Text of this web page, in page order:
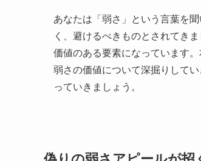
あなたは「弱さ」という言葉を
く、避けるべきものとされてき
価値のある要素になっています
弱さの価値について深掘りして
っていきましょう。